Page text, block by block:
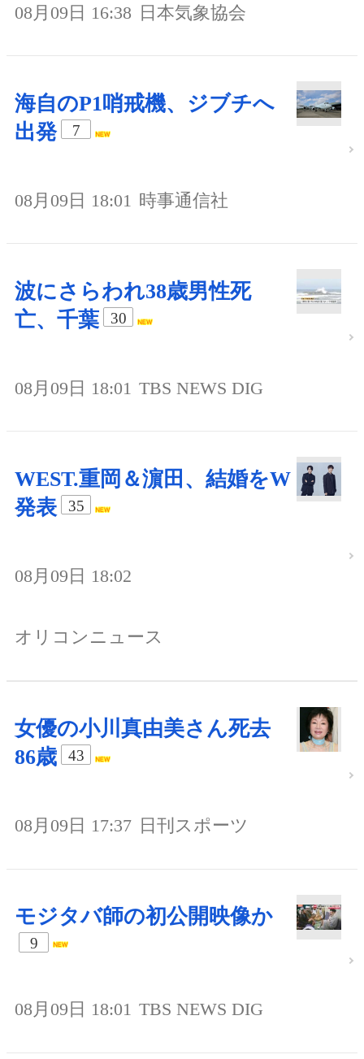
08月09日 16:38 日本気象協会
海自のP1哨戒機、ジブチへ
出発
7
08月09日 18:01 時事通信社
波にさらわれ38歳男性死
亡、千葉
30
08月09日 18:01 TBS NEWS DIG
WEST.重岡＆濵田、結婚をW
発表
35
08月09日 18:02
オリコンニュース
女優の小川真由美さん死去
86歳
43
08月09日 17:37 日刊スポーツ
モジタバ師の初公開映像か
9
08月09日 18:01 TBS NEWS DIG